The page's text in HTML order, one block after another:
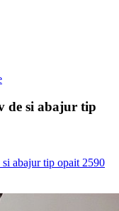
de si abajur tip
abajur tip opait 2590